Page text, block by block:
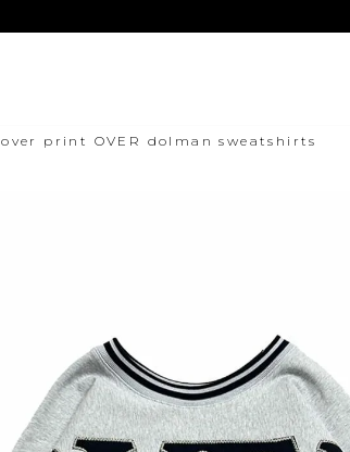
over print OVER dolman sweatshirts